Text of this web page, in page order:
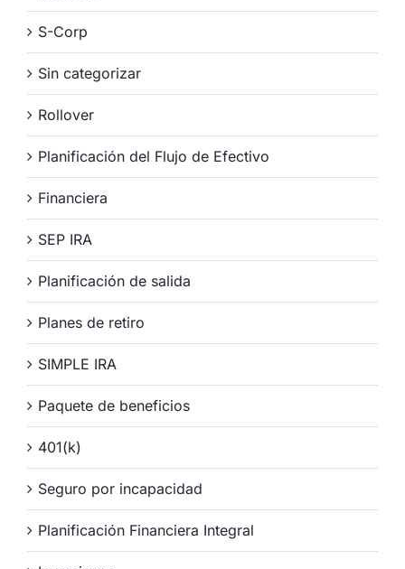
S-Corp
Sin categorizar
Rollover
Planificación del Flujo de Efectivo
Financiera
SEP IRA
Planificación de salida
Planes de retiro
SIMPLE IRA
Paquete de beneficios
401(k)
Seguro por incapacidad
Planificación Financiera Integral